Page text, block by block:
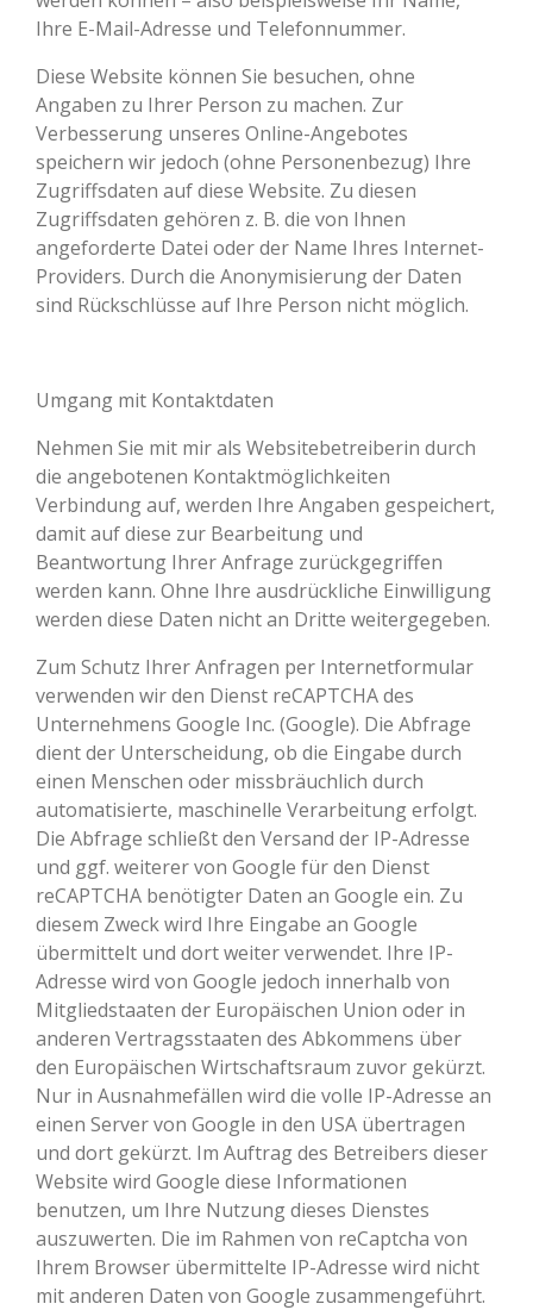
Ihre E-Mail-Adresse und Telefonnummer.
Diese Website können Sie besuchen, ohne
Angaben zu Ihrer Person zu machen. Zur
Verbesserung unseres Online-Angebotes
speichern wir jedoch (ohne Personenbezug) Ihre
Zugriffsdaten auf diese Website. Zu diesen
Zugriffsdaten gehören z. B. die von Ihnen
angeforderte Datei oder der Name Ihres Internet-
Providers. Durch die Anonymisierung der Daten
sind Rückschlüsse auf Ihre Person nicht möglich.
Umgang mit Kontaktdaten
Nehmen Sie mit mir als Websitebetreiberin durch
die angebotenen Kontaktmöglichkeiten
Verbindung auf, werden Ihre Angaben gespeichert,
damit auf diese zur Bearbeitung und
Beantwortung Ihrer Anfrage zurückgegriffen
werden kann. Ohne Ihre ausdrückliche Einwilligung
werden diese Daten nicht an Dritte weitergegeben.
Zum Schutz Ihrer Anfragen per Internetformular
verwenden wir den Dienst reCAPTCHA des
Unternehmens Google Inc. (Google). Die Abfrage
dient der Unterscheidung, ob die Eingabe durch
einen Menschen oder missbräuchlich durch
automatisierte, maschinelle Verarbeitung erfolgt.
Die Abfrage schließt den Versand der IP-Adresse
und ggf. weiterer von Google für den Dienst
reCAPTCHA benötigter Daten an Google ein. Zu
diesem Zweck wird Ihre Eingabe an Google
übermittelt und dort weiter verwendet. Ihre IP-
Adresse wird von Google jedoch innerhalb von
Mitgliedstaaten der Europäischen Union oder in
anderen Vertragsstaaten des Abkommens über
den Europäischen Wirtschaftsraum zuvor gekürzt.
Nur in Ausnahmefällen wird die volle IP-Adresse an
einen Server von Google in den USA übertragen
und dort gekürzt. Im Auftrag des Betreibers dieser
Website wird Google diese Informationen
benutzen, um Ihre Nutzung dieses Dienstes
auszuwerten. Die im Rahmen von reCaptcha von
Ihrem Browser übermittelte IP-Adresse wird nicht
mit anderen Daten von Google zusammengeführt.